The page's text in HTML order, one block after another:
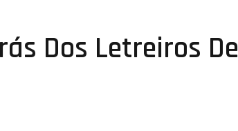
Dos Letreiros De